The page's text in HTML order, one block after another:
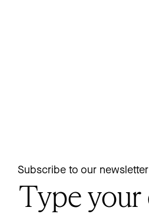
Subscribe to our newsletter